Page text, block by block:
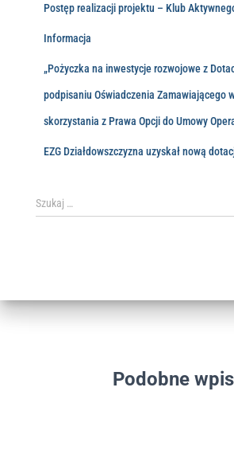
Postęp realizacji projektu – Klub
Informacja
„Pożyczka na inwestycje rozwojowe z
podpisaniu Oświadczenia Zamawiającego
skorzystania z Prawa Opcji do Umowy
EZG Działdowszczyzna uzyskał nową
Szukaj …
Podobne